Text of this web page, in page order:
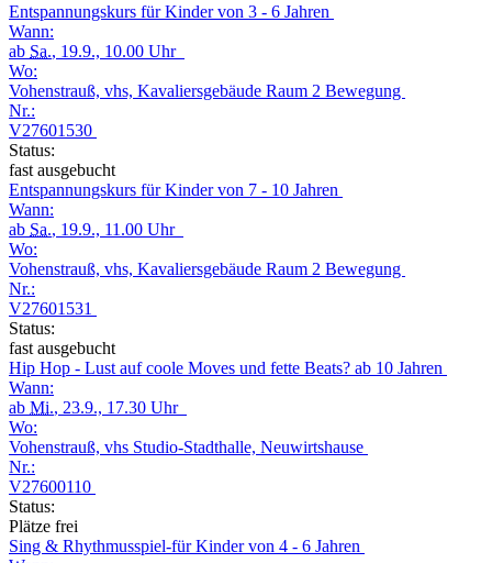
Entspannungskurs für Kinder von 3 - 6 Jahren
Wann:
ab Sa., 19.9., 10.00 Uhr
Wo:
Vohenstrauß, vhs, Kavaliersgebäude Raum 2 Bewegung
Nr.:
V27601530
Status:
fast ausgebucht
Entspannungskurs für Kinder von 7 - 10 Jahren
Wann:
ab Sa., 19.9., 11.00 Uhr
Wo:
Vohenstrauß, vhs, Kavaliersgebäude Raum 2 Bewegung
Nr.:
V27601531
Status:
fast ausgebucht
Hip Hop - Lust auf coole Moves und fette Beats? ab 10 Jahren
Wann:
ab Mi., 23.9., 17.30 Uhr
Wo:
Vohenstrauß, vhs Studio-Stadthalle, Neuwirtshause
Nr.:
V27600110
Status:
Plätze frei
Sing & Rhythmusspiel-für Kinder von 4 - 6 Jahren